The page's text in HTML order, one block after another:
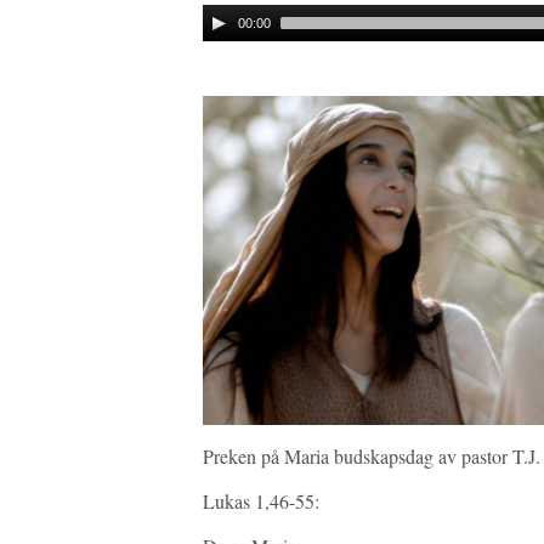
Audio
Player
00:00
Preken på Maria budskapsdag av pastor
Lukas 1,46-55: